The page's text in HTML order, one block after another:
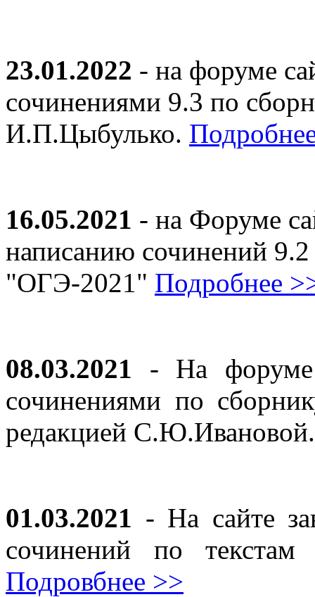
23.01.2022 - на форуме
сочинениями 9.3 по
И.П.Цыбулько.
16.05.2021 - на Форуме
написанию сочинений
"ОГЭ-2021" Подробнее
08.03.2021 - На форуме
сочинениями по
редакцией
01.03.2021 - На сайте
сочинений по
Подровбнее >>